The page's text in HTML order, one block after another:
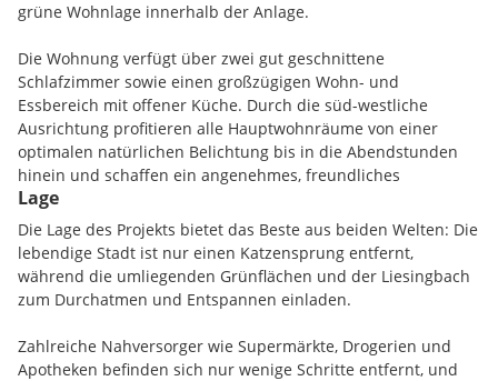
grüne Wohnlage innerhalb der Anlage.
Die Wohnung verfügt über zwei gut geschnittene
Schlafzimmer sowie einen großzügigen Wohn- und
Essbereich mit offener Küche. Durch die süd-westliche
Ausrichtung profitieren alle Hauptwohnräume von einer
optimalen natürlichen Belichtung bis in die Abendstunden
hinein und schaffen ein angenehmes, freundliches
Wohnambiente.
Ein separater Abstellraum sorgt für zusätzlichen Stauraum
und erhöht den praktischen Wohnkomfort. Ergänzt wird das
Raumangebot durch ein Gäste-WC sowie ein modern
ausgestattetes Badezimmer. Der einladende Vorraum
verbindet alle Bereiche der Wohnung funktional und
harmonisch.
Lage
Die Lage des Projekts bietet das Beste aus beiden Welten: Die
lebendige Stadt ist nur einen Katzensprung entfernt,
während die umliegenden Grünflächen und der Liesingbach
zum Durchatmen und Entspannen einladen.
Zahlreiche Nahversorger wie Supermärkte, Drogerien und
Apotheken befinden sich nur wenige Schritte entfernt, und